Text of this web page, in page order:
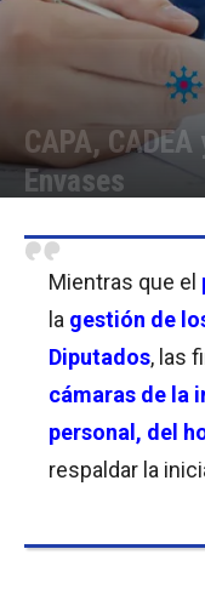
CAPA,
Envases
Mientras que el
la gestión de
Diputados, las
cámaras de la
personal, del
respaldar la